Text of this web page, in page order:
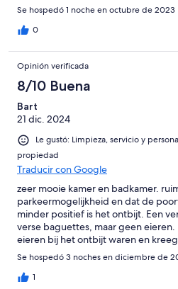
Se hospedó 1 noche en octubre de 2023
0
Opinión verificada
8/10 Buena
Bart
21 dic. 2024
Le gustó: Limpieza, servicio y
propiedad
Traducir con Google
zeer mooie kamer en badkamer.
parkeermogelijkheid en dat de
minder positief is het ontbijt. Een
verse baguettes, maar geen
eieren bij het ontbijt waren en
het inboeken had moeten vragen.
voorhand dat je geen eieren krijgt
Se hospedó 3 noches en diciembre de
1